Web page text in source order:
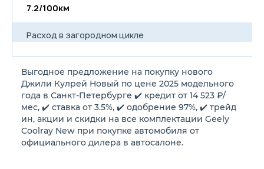
7.2/100км
Расход в загородном цикле
Расход в смешанном цикле
6.1/100км
Объем топливного бака
45 л
Выгодное предложение на покупку нового
Джили Кулрей Новый по цене 2025 модельного
года в Санкт-Петербурге ✔️ кредит от 14 523 ₽/
мес, ✔️ ставка от 3.5%, ✔️ одобрение 97%, ✔️ трейд
ин, акции и скидки на все комплектации Geely
Coolray New при покупке автомобиля от
официального дилера в автосалоне.